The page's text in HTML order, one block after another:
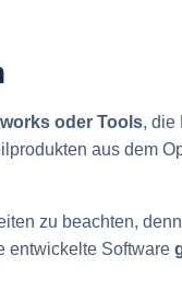
oder Tools, die
aus dem
zu beachten,
entwickelte Software